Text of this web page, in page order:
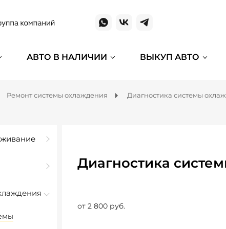
АВТО В НАЛИЧИИ ВЫКУП АВТО
Ремонт системы охлаждения Диагностика системы
Диагностика
от 2 800 руб.